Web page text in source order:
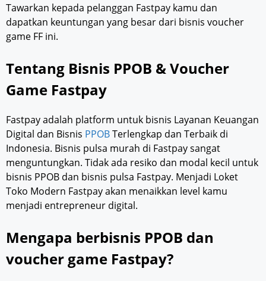
Tawarkan kepada pelanggan Fastpay kamu dan
dapatkan keuntungan yang besar dari bisnis voucher
game FF ini.
Tentang Bisnis PPOB & Voucher
Game Fastpay
Fastpay adalah platform untuk bisnis Layanan Keuangan
Digital dan Bisnis PPOBTerlengkap dan Terbaik di
Indonesia. Bisnis pulsa murah di Fastpay sangat
menguntungkan. Tidak ada resiko dan modal kecil untuk
bisnis PPOB dan bisnis pulsa Fastpay. Menjadi Loket
Toko Modern Fastpay akan menaikkan level kamu
menjadi entrepreneur digital.
Mengapa berbisnis PPOB dan
voucher game Fastpay?